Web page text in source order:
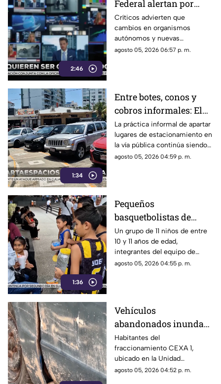
2:46
Federal alertan por
presuntos intentos de
controlar la
información
Críticos advierten que
cambios en organismos
autónomos y nuevas
regulaciones podrían afectar la
agosto 05, 2026 06:57 p. m.
1:34
Entre botes, conos y
cobros informales: El
calvario de
estacionarse en la
Costera de Acapulco
La práctica informal de apartar
lugares de estacionamiento en
la vía pública continúa siendo
un tema de constante debate y
Miguel Alemán.
agosto 05, 2026 04:59 p. m.
1:36
Pequeños
basquetbolistas de
Chilpancingo buscan
apoyo para competir en
torneo nacional en
Veracruz
Un grupo de 11 niños de entre
10 y 11 años de edad,
integrantes del equipo de
básquetbol Panteras de
a cabo en Orizaba, Veracruz,
del 19 al 23 de agosto.
agosto 05, 2026 04:55 p. m.
Vehículos
abandonados inundan
la Unidad Habitacional
Colosio: Vecinos
denuncian foco de
infección e inseguridad
Habitantes del
fraccionamiento CEXA 1,
ubicado en la Unidad
Habitacional Colosio, han
agosto 05, 2026 04:52 p. m.